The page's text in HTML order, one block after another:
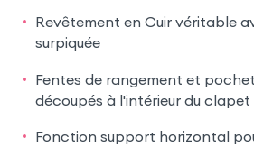
Revêtement en Cuir véritable
surpiquée
Fentes de rangement et
découpés à l'intérieur du clapet
Fonction support horizontal